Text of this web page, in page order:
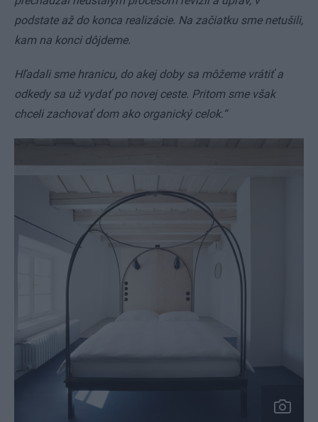
podstate až do konca realizácie. Na začiatku sme netušili,
kam na konci dôjdeme.
Hľadali sme hranicu, do akej doby sa môžeme vrátiť a
odkedy sa už vydať po novej ceste. Pritom sme však
chceli zachovať dom ako organický celok.“